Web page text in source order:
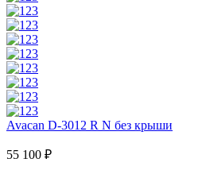
Avacan D-3012 R N без крыши
55 100 ₽